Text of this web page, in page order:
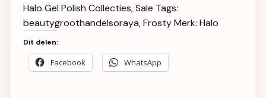
Halo Gel Polish Collecties,Sale Tags:
beautygroothandelsoraya,FrostyMerk: Halo
Dit delen:
Facebook WhatsApp